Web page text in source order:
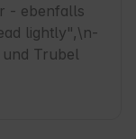
- ebenfalls
lightly",\n-
und Trubel